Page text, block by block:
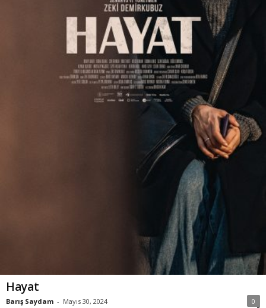
Hayat
Barış Saydam - Mayıs 30, 2024 0